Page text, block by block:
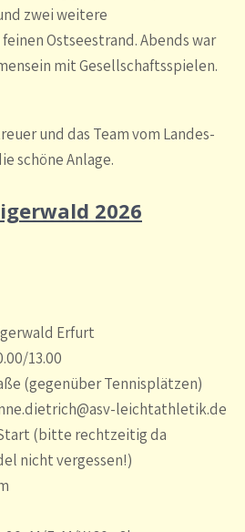
zwei weitere
Ostseestrand. Abends war
mit Gesellschaftsspielen.
und das Team vom Landes-
schöne Anlage.
2026
Erfurt
13.00
(gegenüber Tennisplätzen)
leichtathletik.de
(bitte rechtzeitig da
nicht vergessen!)